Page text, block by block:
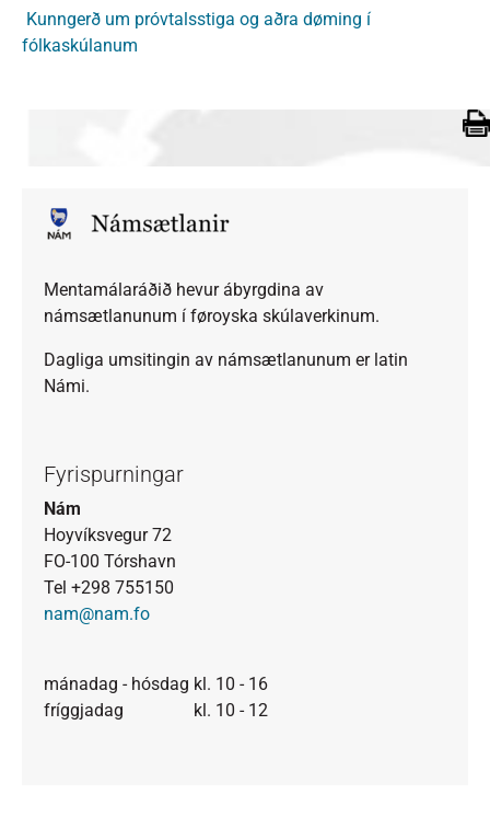
Kunngerð um próvtalsstiga og aðra døming í
fólkaskúlanum
Mentamálaráðið hevur ábyrgdina av
námsætlanunum í føroyska skúlaverkinum.
Dagliga umsitingin av námsætlanunum er latin
Námi.
Fyrispurningar
Nám
Hoyvíksvegur 72
FO-100 Tórshavn
Tel +298 755150
nam@nam.fo
mánadag - hósdag kl. 10 - 16
fríggjadag kl. 10 - 12